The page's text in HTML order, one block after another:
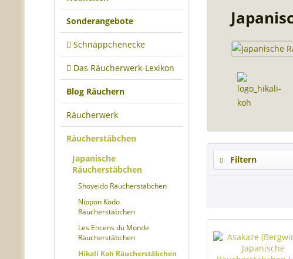
Sonderangebote
Schnäppchenecke
Das Räucherwerk-Lexikon
Blog Räuchern
Räucherwerk
Räucherstäbchen
Japanische
Räucherstäbchen
Shoyeido Räucherstäbchen
Nippon Kodo
Räucherstäbchen
Les Encens du Monde
Räucherstäbchen
Hikali Koh Räucherstäbchen
Filtern